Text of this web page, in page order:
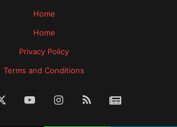
Home
Home
Privacy Policy
Terms and Conditions
YouTubeInstagram
RSS News